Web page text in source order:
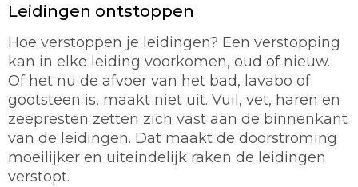
Leidingen ontstoppen
Hoe verstoppen je leidingen? Een verstopping
kan in elke leiding voorkomen, oud of nieuw.
Of het nu de afvoer van het bad, lavabo of
gootsteen is, maakt niet uit. Vuil, vet, haren en
zeepresten zetten zich vast aan de binnenkant
van de leidingen. Dat maakt de doorstroming
moeilijker en uiteindelijk raken de leidingen
verstopt.